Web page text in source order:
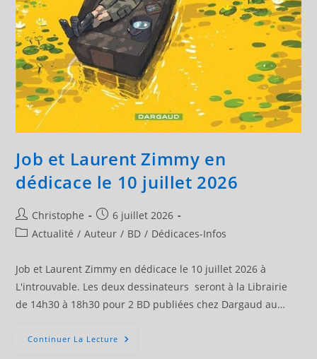
Job et Laurent Zimmy en
dédicace le 10 juillet 2026
Auteur/autrice
de
Christophe
Publication
publiée :
6 juillet 2026
PostActualité / Auteur / BD / Dédicaces-Infos
Job et Laurent Zimmy en dédicace le 10 juillet 2026 à
L'introuvable. Les deux dessinateurs seront à la Librairie
de 14h30 à 18h30 pour 2 BD publiées chez Dargaud au…
Continuer La Lecture Job